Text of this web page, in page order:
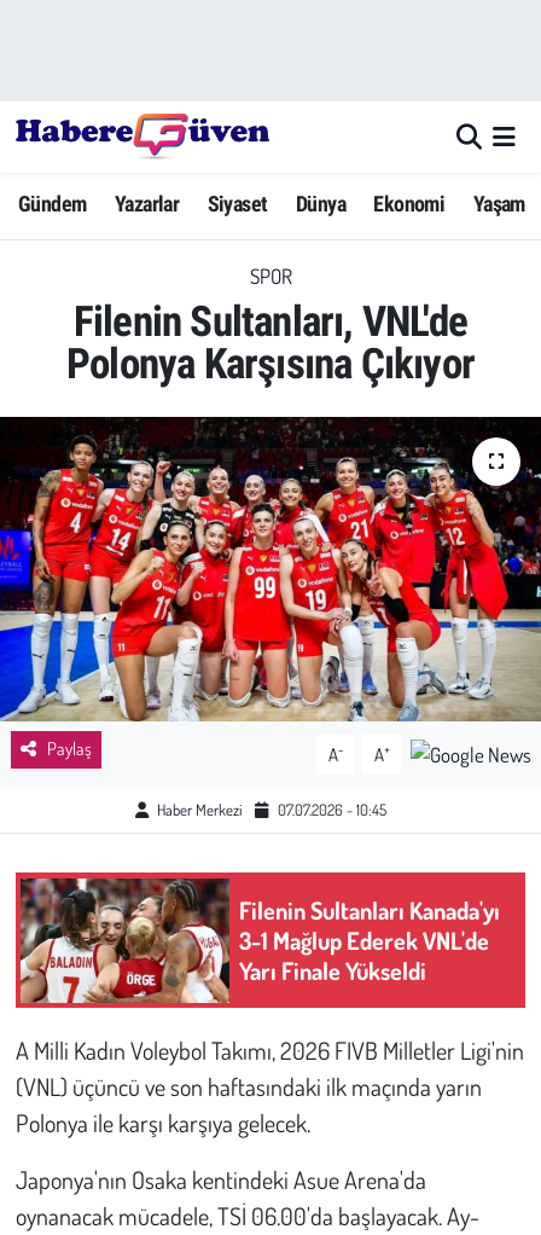
Gündem Yazarlar Siyaset Dünya Ekonomi Yaşam
SPOR
Filenin Sultanları, VNL'de
Polonya Karşısına Çıkıyor
Paylaş A- A+
Haber Merkezi 07.07.2026 - 10:45
Filenin Sultanları Kanada'yı
3-1 Mağlup Ederek VNL'de
Yarı Finale Yükseldi
A Milli Kadın Voleybol Takımı, 2026 FIVB Milletler Ligi'nin
(VNL) üçüncü ve son haftasındaki ilk maçında yarın
Polonya ile karşı karşıya gelecek.
Japonya'nın Osaka kentindeki Asue Arena'da
oynanacak mücadele, TSİ 06.00'da başlayacak. Ay-
Yazarlar
Dünya
Ekonomi
Yerel Haberler
Eğitim
Sağlık
Kadın
Emek
Spor
Çocuk
Kültür Sanat
Bilim - Teknoloji
İnsan Hakları
Hayvan Hakları
Çevre
Galeri
Hava Durumu
Trafik Durumu
Süper Lig Puan Durumu ve Fikstür
Tüm Manşetler
Haber Arşivi